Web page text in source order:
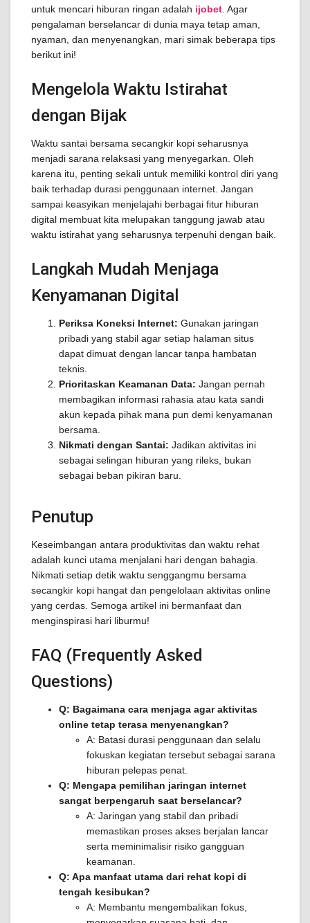
untuk mencari hiburan ringan adalah ijobet . Agar
pengalaman berselancar di dunia maya tetap aman,
nyaman, dan menyenangkan, mari simak beberapa tips
berikut ini!
Mengelola Waktu Istirahat
dengan Bijak
Waktu santai bersama secangkir kopi seharusnya
menjadi sarana relaksasi yang menyegarkan. Oleh
karena itu, penting sekali untuk memiliki kontrol diri yang
baik terhadap durasi penggunaan internet. Jangan
sampai keasyikan menjelajahi berbagai fitur hiburan
digital membuat kita melupakan tanggung jawab atau
waktu istirahat yang seharusnya terpenuhi dengan baik.
Langkah Mudah Menjaga
Kenyamanan Digital
Periksa Koneksi Internet: Gunakan jaringan
pribadi yang stabil agar setiap halaman situs
dapat dimuat dengan lancar tanpa hambatan
teknis.
Prioritaskan Keamanan Data: Jangan pernah
membagikan informasi rahasia atau kata sandi
akun kepada pihak mana pun demi kenyamanan
bersama.
Nikmati dengan Santai: Jadikan aktivitas ini
sebagai selingan hiburan yang rileks, bukan
sebagai beban pikiran baru.
Penutup
Keseimbangan antara produktivitas dan waktu rehat
adalah kunci utama menjalani hari dengan bahagia.
Nikmati setiap detik waktu senggangmu bersama
secangkir kopi hangat dan pengelolaan aktivitas online
yang cerdas. Semoga artikel ini bermanfaat dan
menginspirasi hari liburmu!
FAQ (Frequently Asked
Questions)
Q: Bagaimana cara menjaga agar aktivitas
online tetap terasa menyenangkan?
A: Batasi durasi penggunaan dan selalu
fokuskan kegiatan tersebut sebagai sarana
hiburan pelepas penat.
Q: Mengapa pemilihan jaringan internet
sangat berpengaruh saat berselancar?
A: Jaringan yang stabil dan pribadi
memastikan proses akses berjalan lancar
serta meminimalisir risiko gangguan
keamanan.
Q: Apa manfaat utama dari rehat kopi di
tengah kesibukan?
A: Membantu mengembalikan fokus,